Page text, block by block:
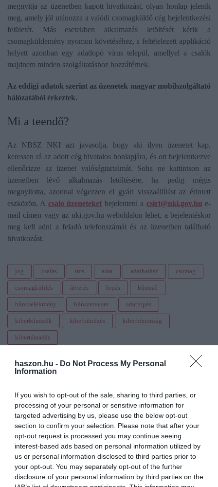
haszon.hu - Do Not Process My Personal
Information
If you wish to opt-out of the sale, sharing to third parties, or
processing of your personal or sensitive information for
targeted advertising by us, please use the below opt-out
section to confirm your selection. Please note that after your
opt-out request is processed you may continue seeing
interest-based ads based on personal information utilized by
us or personal information disclosed to third parties prior to
your opt-out. You may separately opt-out of the further
disclosure of your personal information by third parties on the
megnyitja az üzenetben kapott hivatkozást, olyan honlap jelenik
meg, amely jól utánozza a valódi csomagküldő cég bejelentkezési
felületét. Más esetekben alkalmazás letöltését kérik a
csomagküldemény nyomon követéséhez, a feltételezett applikáció
helyett azonban egy adatlopó vírus települ, amellyel a csalók
majdnem minden szolgáltatáshoz hozzáférnek.
Az eddigi adatok szerint az üzenetek magyar mobilszolgáltató
hálózatából érkeztek.
Mi a teendő?
Az NBSZ NKI azt javasolja, hogy aki ilyen üzenetet kap,
keressen rá az adott cég hivatalos honlapjára, és ott bejelentkezve
ellenőrizze az üzenet valóságtartalmát. Soha ne kattintson az
üzenetben lévő alkalmazás letöltésére, ha pedig mégis
megnyitotta, azonnal végezzen el gyári visszaállítást az érintett
eszközön. A csaló üzeneteket bejelenteni a csirt@nki.gov.hu e-
mail címen vagy az nki.gov.hu weboldalon lehet, a bejelentéskor
meg kell adni a feladó telefonszámát és az üzenetben található
hivatkozást.
jog csalás sms adat adathalász csomag
csomagküldés átverés lopás bűnöző
bűncselekmény bűnszervezet adatlopás
kiberbűnözők kiberbűnözés kiberbiztonság
kibertámadás
riasztás nyomoz